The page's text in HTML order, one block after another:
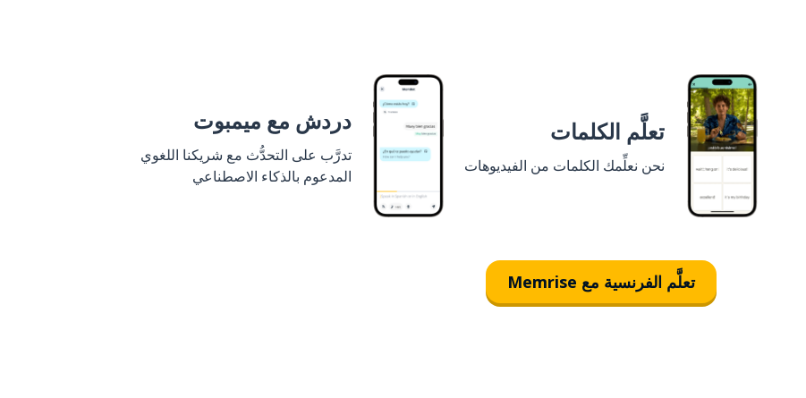
تعلَّم الكلمات
نحن نعلِّمك الكلمات من الفيديوهات
دردش مع ميمبوت
تدرَّب على التحدُّث مع شريكنا اللغوي
المدعوم بالذكاء الاصطناعي
تعلَّم الفرنسية مع Memrise